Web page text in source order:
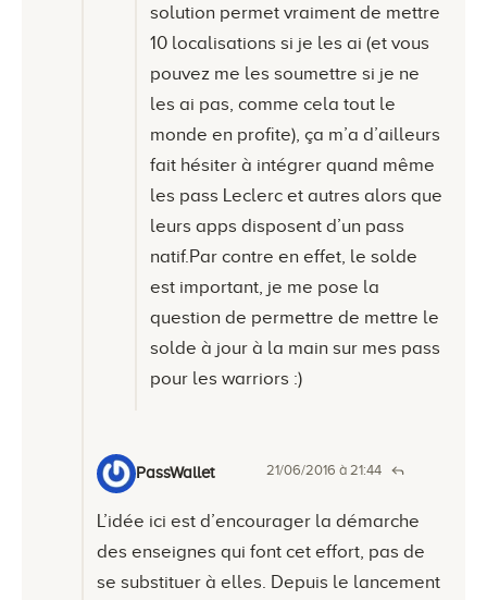
solution permet vraiment de mettre
10 localisations si je les ai (et vous
pouvez me les soumettre si je ne
les ai pas, comme cela tout le
monde en profite), ça m’a d’ailleurs
fait hésiter à intégrer quand même
les pass Leclerc et autres alors que
leurs apps disposent d’un pass
natif.Par contre en effet, le solde
est important, je me pose la
question de permettre de mettre le
solde à jour à la main sur mes pass
pour les warriors :)
PassWallet 21/06/2016 à 21:44
L’idée ici est d’encourager la démarche
des enseignes qui font cet effort, pas de
se substituer à elles. Depuis le lancement